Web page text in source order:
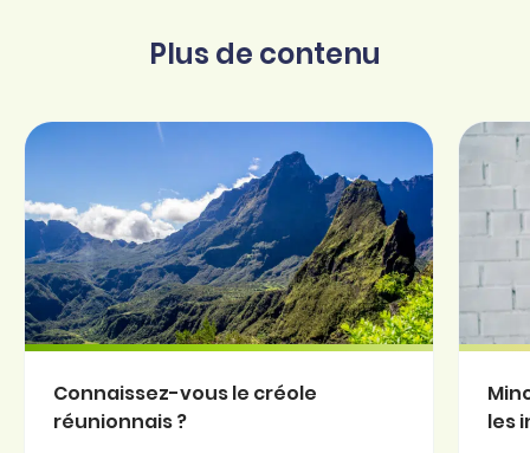
Plus de contenu
Connaissez-vous le créole
réunionnais ?
les